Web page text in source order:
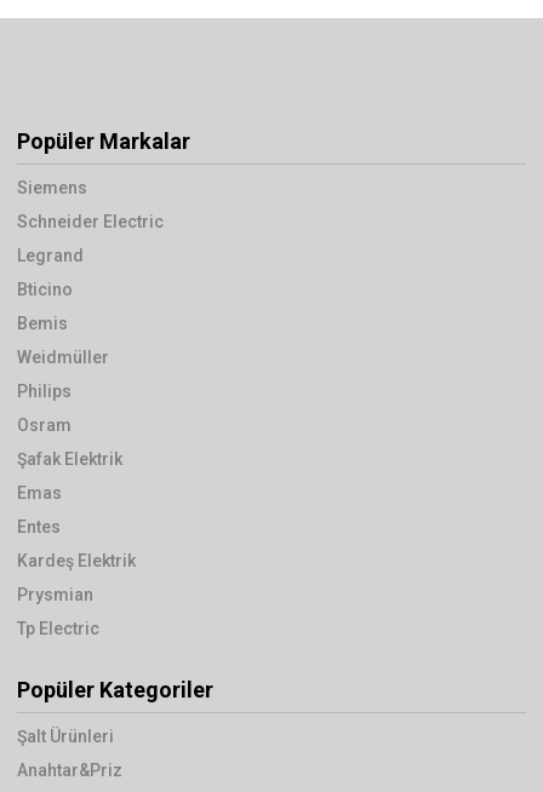
Popüler Markalar
Siemens
Schneider Electric
Legrand
Bticino
Bemis
Weidmüller
Philips
Osram
Şafak Elektrik
Emas
Entes
Kardeş Elektrik
Prysmian
Tp Electric
Popüler Kategoriler
Şalt Ürünleri
Anahtar&Priz